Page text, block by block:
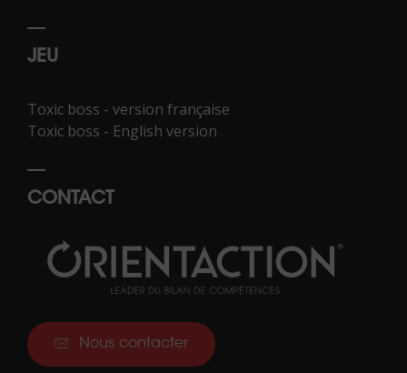
JEU
Toxic boss - version française
Toxic boss - English version
CONTACT
Nous contacter